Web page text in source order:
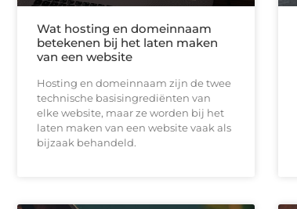
Wat hosting en domeinnaam
betekenen bij het laten maken
van een website
Hosting en domeinnaam zijn de twee
technische basisingrediënten van
elke website, maar ze worden bij het
laten maken van een website vaak als
bijzaak behandeld.